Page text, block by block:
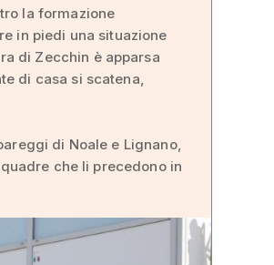
la formazione
in piedi una situazione
di Zecchin è apparsa
di casa si scatena,
di Noale e Lignano,
che li precedono in